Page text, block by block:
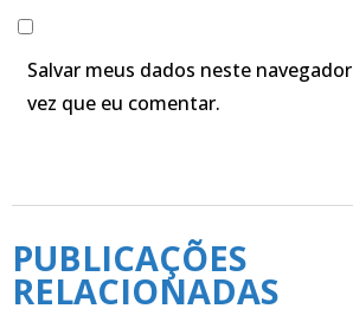
Salvar meus dados neste
vez que eu comentar.
PUBLICAÇÕES
RELACIONADAS